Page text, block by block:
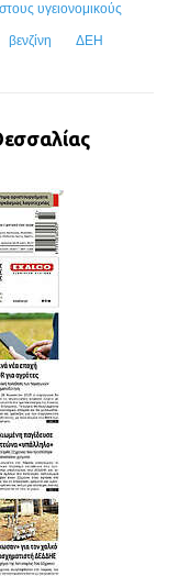
υγειονομικούς
βενζίνη ΔΕΗ